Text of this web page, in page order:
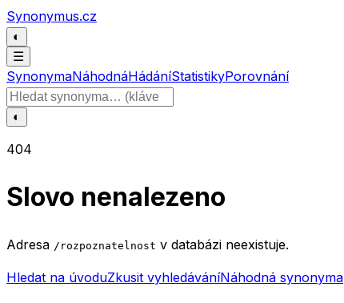
Přeskočit na obsah
Synonymus.cz
◐
☰
SynonymaNáhodnáHádáníStatistikyPorovnání
Hledat slovo
◐
404
Slovo nenalezeno
Adresa /rozpoznatelnost v databázi neexistuje.
Hledat na úvoduZkusit vyhledáváníNáhodná synonyma